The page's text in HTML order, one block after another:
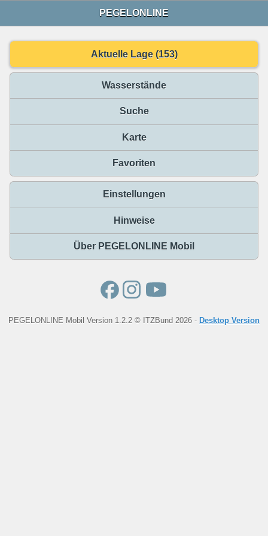
PEGELONLINE
Aktuelle Lage (153)
Wasserstände
Suche
Karte
Favoriten
Einstellungen
Hinweise
Über PEGELONLINE Mobil
PEGELONLINE Mobil Version 1.2.2 © ITZBund 2026 - Desktop Version